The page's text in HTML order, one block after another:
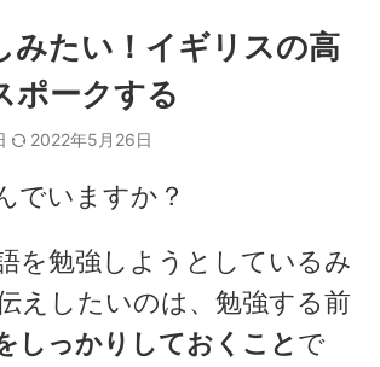
みたい！イギリスの高
ポークする
2022年5月26日
でいますか？
を勉強しようとしているみ
えしたいのは、勉強する前
しっかりしておくことで